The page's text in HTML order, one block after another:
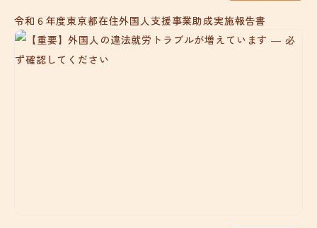
令和６年度東京都在住外国人支援事業助成実施報告書